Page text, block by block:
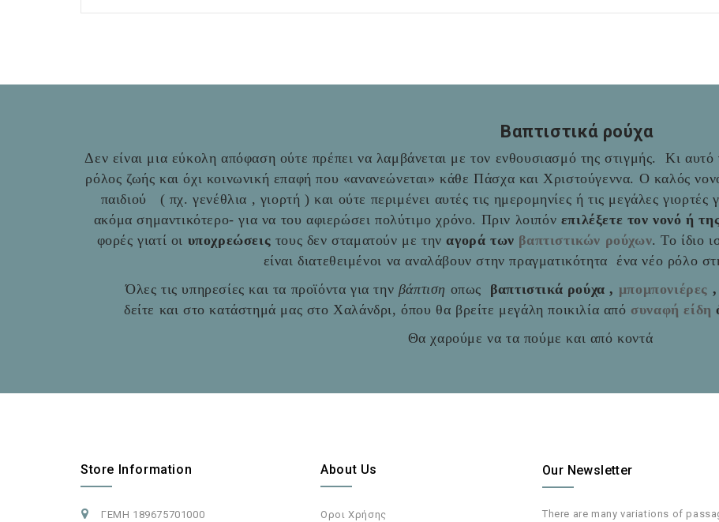
Βαπτιστικά ρούχα
Δεν είναι μια εύκολη απόφαση ούτε πρέπει να λαμβάνεται με τον ενθουσιασμό της στιγμής. Κι αυτό
ρόλος ζωής και όχι κοινωνική επαφή που «ανανεώνεται» κάθε Πάσχα και Χριστούγεννα. Ο καλός
παιδιού ( πχ. γενέθλια , γιορτή ) και ούτε περιμένει αυτές τις ημερομηνίες ή τις μεγάλες
ακόμα σημαντικότερο- για να του αφιερώσει πολύτιμο χρόνο. Πριν λοιπόν επιλέξετε τον νονό ή
φορές γιατί οι υποχρεώσεις τους δεν σταματούν με τηναγορά των βαπτιστικών ρούχων. Το ίδιο
είναι διατεθειμένοι να αναλάβουν στην πραγματικότητα ένα νέο ρόλο
Όλες τις υπηρεσίες και τα προϊόντα για την βάπτιση οπως βαπτιστικά ρούχα , μπομπονιέρες ,
δείτε και στο κατάστημά μας στο Χαλάνδρι, όπου θα βρείτε μεγάλη ποικιλία από συναφή είδη
Θα χαρούμε να τα πούμε και από κοντά
Store Information
ΓΕΜΗ 189675701000
About Us
Οροι Χρήσης
Our Newsletter
There are many variations of